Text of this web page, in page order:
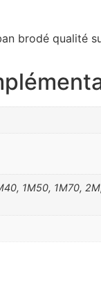
brodé qualité
1M50, 1M70,